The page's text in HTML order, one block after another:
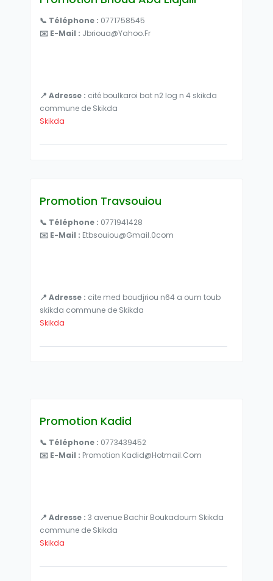
📞 Téléphone : 0771758545
✉️ E-Mail : Jbrioua@yahoo.fr
📍 Adresse : cité boulkaroi bat n2 log n 4 skikda
commune de Skikda
Skikda
Promotion Travsouiou
📞 Téléphone : 0771941428
✉️ E-Mail : Etbsouiou@gmail.0com
📍 Adresse : cite med boudjriou n64 a oum toub
skikda commune de Skikda
Skikda
Promotion Kadid
📞 Téléphone : 0773439452
✉️ E-Mail : Promotion Kadid@hotmail.com
📍 Adresse : 3 avenue Bachir Boukadoum Skikda
commune de Skikda
Skikda